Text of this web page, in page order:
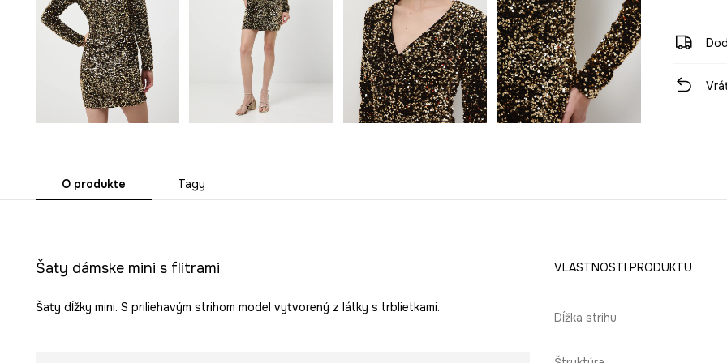
O produkte Tagy
Šaty dámske mini s flitrami
Šaty dĺžky mini. S priliehavým strihom model vytvorený z látky s trblietkami.
VLASTNOSTI PRODUKTU
Dĺžka strihu